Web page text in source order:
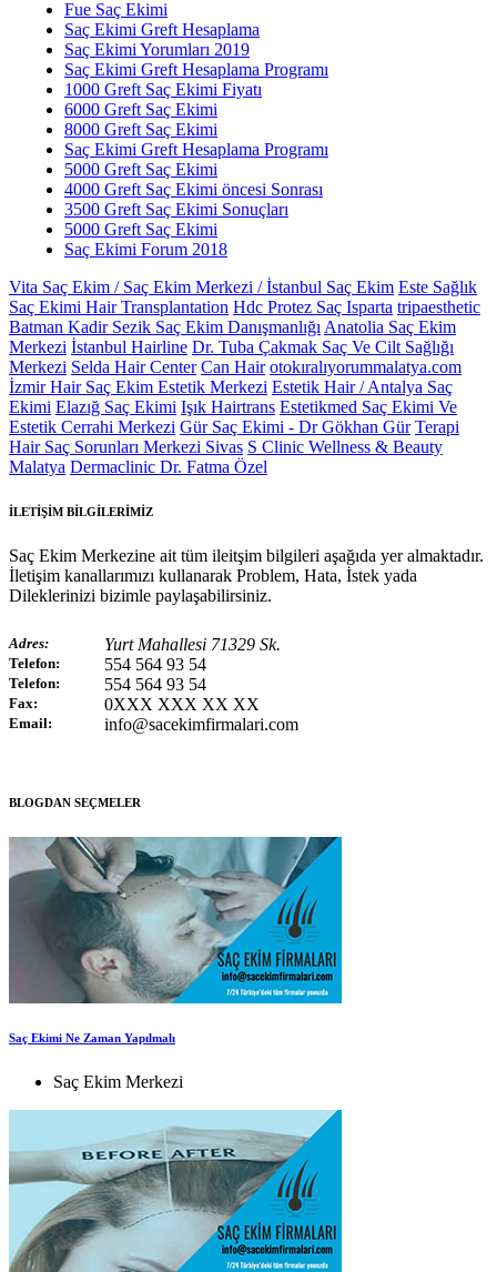
Fue Saç Ekimi
Saç Ekimi Greft Hesaplama
Saç Ekimi Yorumları 2019
Saç Ekimi Greft Hesaplama Programı
1000 Greft Saç Ekimi Fiyatı
6000 Greft Saç Ekimi
8000 Greft Saç Ekimi
Saç Ekimi Greft Hesaplama Programı
5000 Greft Saç Ekimi
4000 Greft Saç Ekimi öncesi Sonrası
3500 Greft Saç Ekimi Sonuçları
5000 Greft Saç Ekimi
Saç Ekimi Forum 2018
Vita Saç Ekim / Saç Ekim Merkezi / İstanbul Saç Ekim Este Sağlık
Saç Ekimi Hair Transplantation Hdc Protez Saç Isparta tripaesthetic
Batman Kadir Sezik Saç Ekim Danışmanlığı Anatolia Saç Ekim
Merkezi İstanbul Hairline Dr. Tuba Çakmak Saç Ve Cilt Sağlığı
Merkezi Selda Hair Center Can Hair otokıralıyorummalatya.com
İzmir Hair Saç Ekim Estetik Merkezi Estetik Hair / Antalya Saç
Ekimi Elazığ Saç Ekimi Işık Hairtrans Estetikmed Saç Ekimi Ve
Estetik Cerrahi Merkezi Gür Saç Ekimi - Dr Gökhan Gür Terapi
Hair Saç Sorunları Merkezi Sivas S Clinic Wellness & Beauty
Malatya Dermaclinic Dr. Fatma Özel
İLETİŞİM BİLGİLERİMİZ
Saç Ekim Merkezine ait tüm ileitşim bilgileri aşağıda yer almaktadır.
İletişim kanallarımızı kullanarak Problem, Hata, İstek yada
Dileklerinizi bizimle paylaşabilirsiniz.
Adres: Yurt Mahallesi 71329 Sk.
Telefon: 554 564 93 54
Telefon: 554 564 93 54
Fax: 0XXX XXX XX XX
Email: info@sacekimfirmalari.com
BLOGDAN SEÇMELER
Saç Ekimi Ne Zaman Yapılmalı
Saç Ekim Merkezi